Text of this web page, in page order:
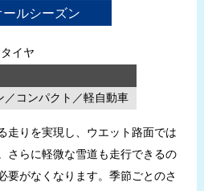
ールシーズン
イヤ
／コンパクト／軽自動車
走りを実現し、ウエット路面では
さらに軽微な雪道も走行できるの
要がなくなります。季節ごとのさ